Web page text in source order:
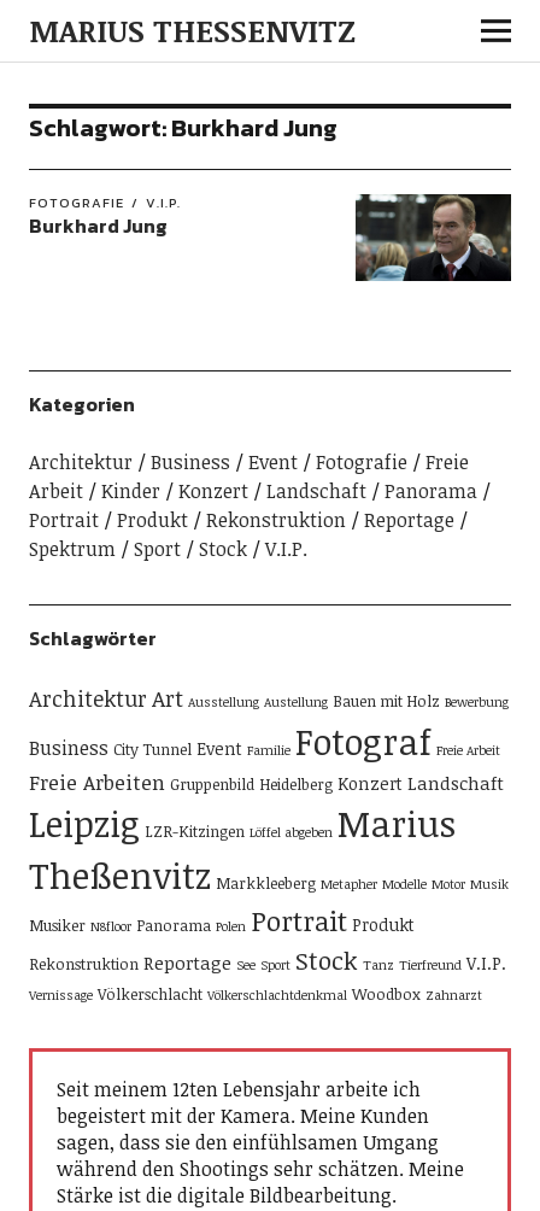
MARIUS THESSENVITZ
Schlagwort:Burkhard Jung
FOTOGRAFIE V.I.P.
Burkhard Jung
Kategorien
Architektur Business Event Fotografie
Freie
Arbeit
Kinder Konzert Landschaft
Panorama
Portrait
Produkt Rekonstruktion
Reportage
Spektrum
Sport Stock V.I.P.
Schlagwörter
Architektur Art Ausstellung Austellung Bauen mit Holz Bewerbung
Business City Tunnel Event Familie Fotograf Freie Arbeit
Freie Arbeiten Gruppenbild Heidelberg Konzert Landschaft
Leipzig LZR-Kitzingen Löffel abgeben Marius
Theßenvitz Markkleeberg Metapher Modelle Motor Musik
Musiker N8floor Panorama Polen Portrait Produkt
Rekonstruktion Reportage See Sport Stock Tanz Tierfreund V.I.P.
Vernissage Völkerschlacht Völkerschlachtdenkmal Woodbox Zahnarzt
Seit meinem 12ten Lebensjahr arbeite ich
begeistert mit der Kamera. Meine Kunden
sagen, dass sie den einfühlsamen Umgang
während den Shootings sehr schätzen. Meine
Stärke ist die digitale Bildbearbeitung.